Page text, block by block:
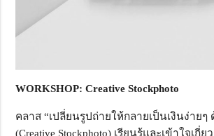
WORKSHOP: Creative Stockphoto
คลาส “เปลี่ยนรูปถ่ายให้กลายเป็นเงินง่ายๆ
(Creative Stockphoto) เรียนรู้และเข้าใจเกี่